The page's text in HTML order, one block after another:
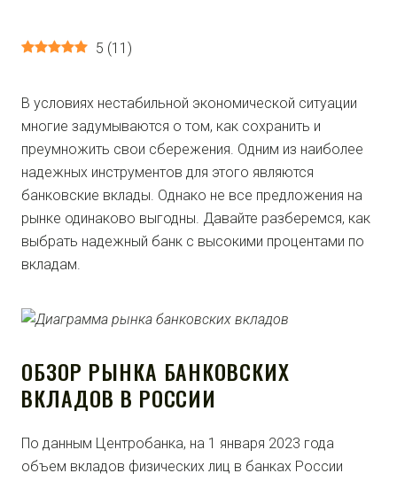
5 (11 )
В условиях нестабильной экономической ситуации
многие задумываются о том, как сохранить и
преумножить свои сбережения. Одним из наиболее
надежных инструментов для этого являются
банковские вклады. Однако не все предложения на
рынке одинаково выгодны. Давайте разберемся, как
выбрать надежный банк с высокими процентами по
вкладам.
ОБЗОР РЫНКА БАНКОВСКИХ
ВКЛАДОВ В РОССИИ
По данным Центробанка, на 1 января 2023 года
объем вкладов физических лиц в банках России